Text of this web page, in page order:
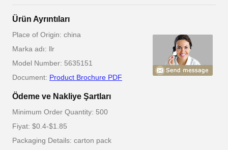
Ürün Ayrıntıları
Place of Origin: china
Marka adı: llr
Model Number: 5635151
Document: Product Brochure PDF
Ödeme ve Nakliye Şartları
Minimum Order Quantity: 500
Fiyat: $0.4-$1.85
Packaging Details: carton pack